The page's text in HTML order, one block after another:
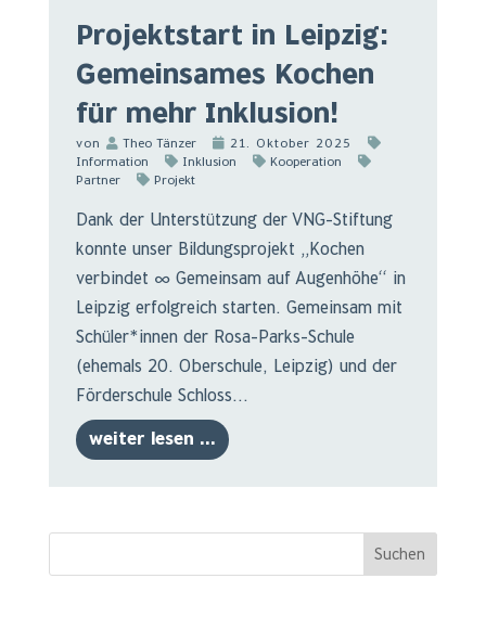
Projektstart in Leipzig:
Gemeinsames Kochen
für mehr Inklusion!
von Theo Tänzer
21. Oktober 2025
Information
Inklusion
Kooperation
Partner
Projekt
Dank der Unterstützung der VNG-Stiftung
konnte unser Bildungsprojekt „Kochen
verbindet ∞ Gemeinsam auf Augenhöhe“ in
Leipzig erfolgreich starten. Gemeinsam mit
Schüler*innen der Rosa-Parks-Schule
(ehemals 20. Oberschule, Leipzig) und der
Förderschule Schloss...
weiter lesen ...